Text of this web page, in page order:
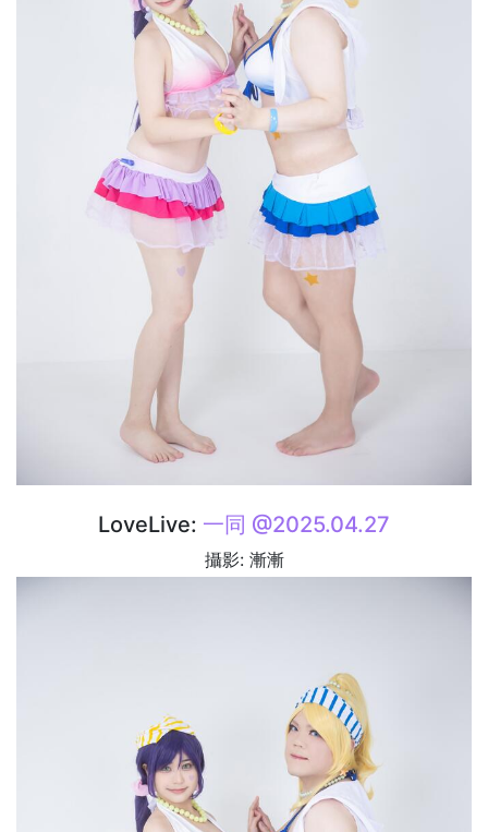
LoveLive: 一同 @2025.04.27
攝影: 漸漸